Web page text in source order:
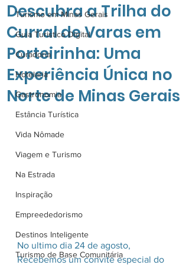
Turismo em Minas Gerais
Guia Turistico Digital
Curadoria
Hotelaria
Gastronomia
Estância Turística
Vida Nômade
Viagem e Turismo
Na Estrada
Inspiração
Empreededorismo
Destinos Inteligente
Turismo de Base Comunitária
Descubra a Trilha do
Curral de Varas em
Porteirinha: Uma
Experiência Única no
Norte de Minas Gerais
No ultimo dia 24 de agosto,
Recebemos um convite especial do